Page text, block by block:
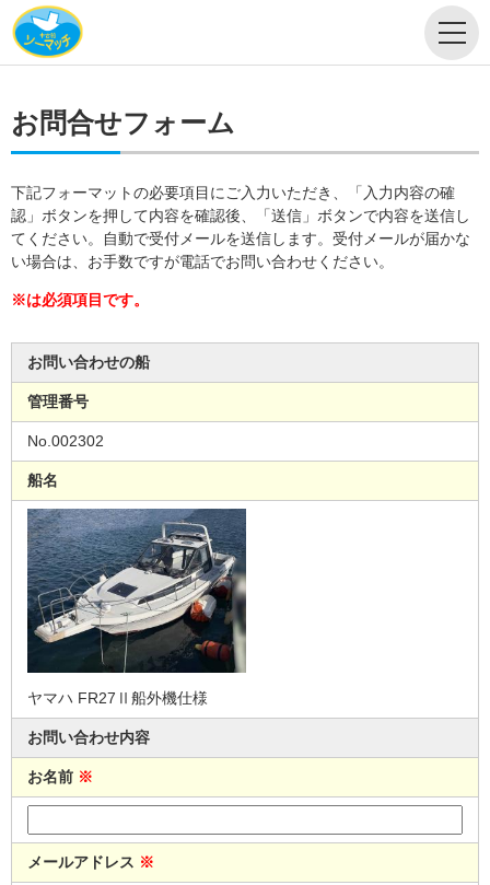
お問合せフォーム
下記フォーマットの必要項目にご入力いただき、「入力内容の確
認」ボタンを押して内容を確認後、「送信」ボタンで内容を送信し
てください。自動で受付メールを送信します。受付メールが届かな
い場合は、お手数ですが電話でお問い合わせください。
※は必須項目です。
お問い合わせの船
管理番号
No.002302
船名
ヤマハ FR27Ⅱ船外機仕様
お問い合わせ内容
お名前 ※
メールアドレス ※